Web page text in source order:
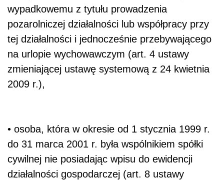
wypadkowemu z tytułu prowadzenia
pozarolniczej działalności lub współpracy przy
tej działalności i jednocześnie przebywającego
na urlopie wychowawczym (art. 4 ustawy
zmieniającej ustawę systemową z 24 kwietnia
2009 r.),
• osoba, która w okresie od 1 stycznia 1999 r.
do 31 marca 2001 r. była wspólnikiem spółki
cywilnej nie posiadając wpisu do ewidencji
działalności gospodarczej (art. 8 ustawy